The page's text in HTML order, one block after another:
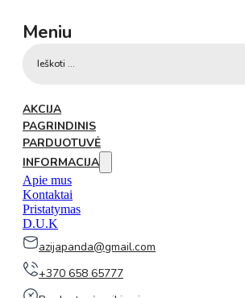
Meniu
AKCIJA
PAGRINDINIS
PARDUOTUVĖ
INFORMACIJA
Apie mus
Kontaktai
Pristatymas
D.U.K
azijapanda@gmail.com
+370 658 65777